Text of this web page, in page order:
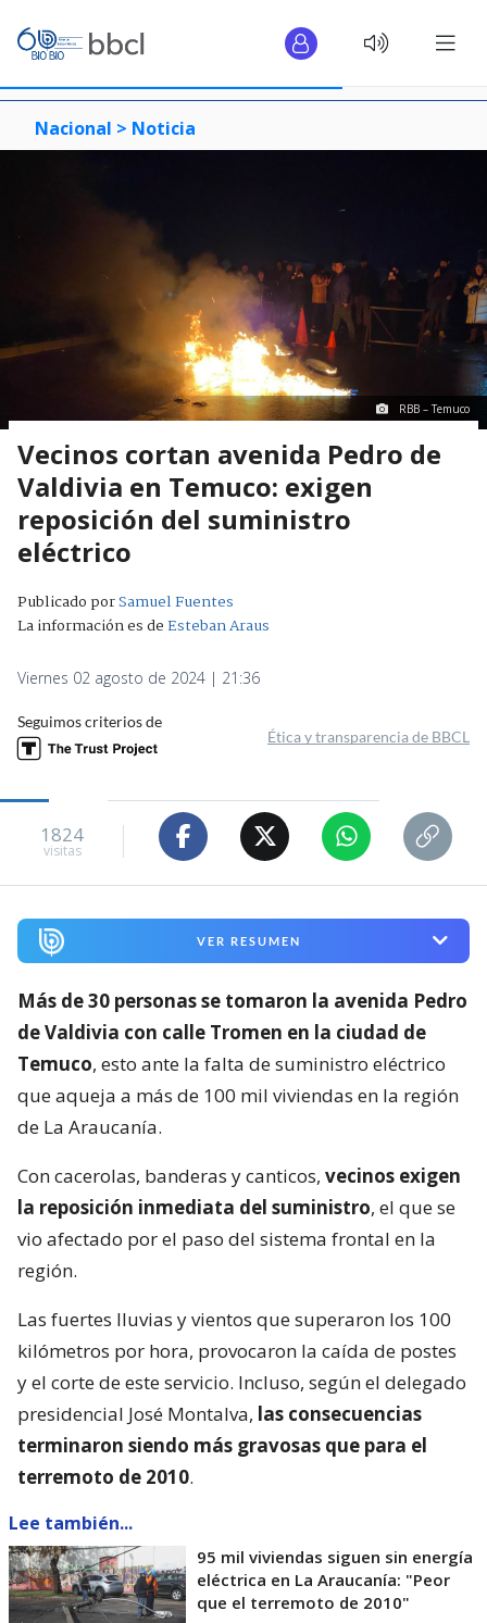
Nacional > Noticia
RBB – Temuco
Vecinos cortan avenida Pedro de
Valdivia en Temuco: exigen
reposición del suministro
eléctrico
Publicado porSamuel Fuentes
La información es deEsteban Araus
Viernes 02 agosto de 2024 | 21:36
Seguimos criterios de
Ética y transparencia de BBCL
1824
visitas
VER RESUMEN
Más de 30 personas se tomaron la avenida Pedro
de Valdivia con calle Tromen en la ciudad de
Temuco, esto ante la falta de suministro eléctrico
que aqueja a más de 100 mil viviendas en la región
de La Araucanía.
Con cacerolas, banderas y canticos, vecinos exigen
la reposición inmediata del suministro, el que se
vio afectado por el paso del sistema frontal en la
región.
Las fuertes lluvias y vientos que superaron los 100
kilómetros por hora, provocaron la caída de postes
y el corte de este servicio. Incluso, según el delegado
presidencial José Montalva, las consecuencias
terminaron siendo más gravosas que para el
terremoto de 2010.
Lee también...
95 mil viviendas siguen sin energía
eléctrica en La Araucanía: "Peor
que el terremoto de 2010"